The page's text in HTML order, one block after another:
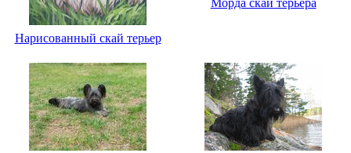
Нарисованный скай терьер
Морда скай терьера